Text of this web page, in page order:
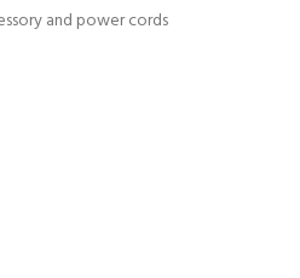
and power cords